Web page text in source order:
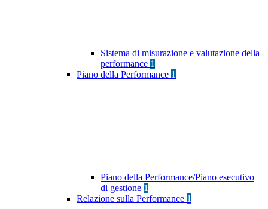
Sistema di misurazione e valutazione della
performance 1
Piano della Performance 1
Piano della Performance/Piano esecutivo
di gestione 1
Relazione sulla Performance 1